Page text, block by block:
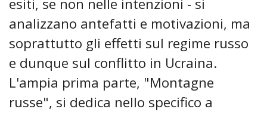
esiti, se non nelle intenzioni - si
analizzano antefatti e motivazioni, ma
soprattutto gli effetti sul regime russo
e dunque sul conflitto in Ucraina.
L'ampia prima parte, "Montagne
russe", si dedica nello specifico a